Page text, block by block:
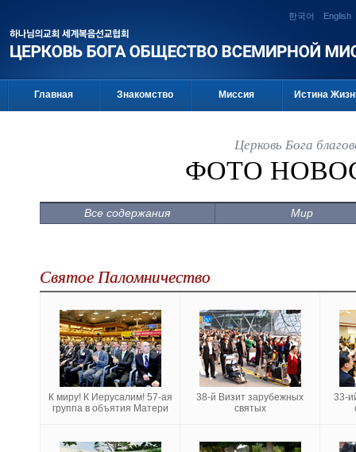
한국어 English
Главная Знакомство Миссия Истина
Церковь Бога
ФОТО
Все содержания Мир
Святое Паломничество
К миру! К Иерусалим! 57-ая
группа в объятия Матери
38-й Визит зарубежных
святых
33-